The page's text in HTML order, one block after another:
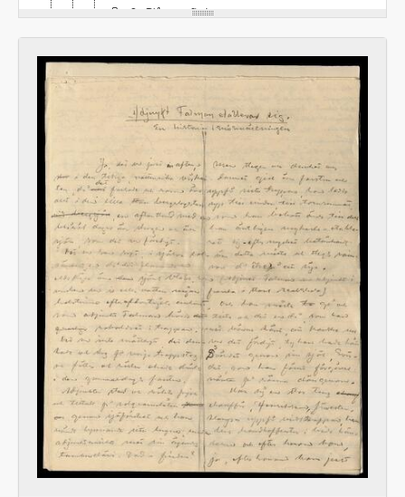
9 - Blåsippsflickorna
10 - Bo hyllar mor. En berättelse på Mors dag
11 - Bolla
12 - Brudgåvan
14 - Brudkransen
15 - Bröllopstårtorna
16 - Budgeten
17 - Båtkamraten
11 - Noveller D
12 - Noveller E-G
13 - Noveller H-K
14 - Noveller L-M
15 - Noveller N-R
16 - Noveller S
17 - Noveller T- Ö samt diverse
Brev och fotografier
Uppsatser, poesibok samt visitkort och telegram
Vykort och andra hälsningskort